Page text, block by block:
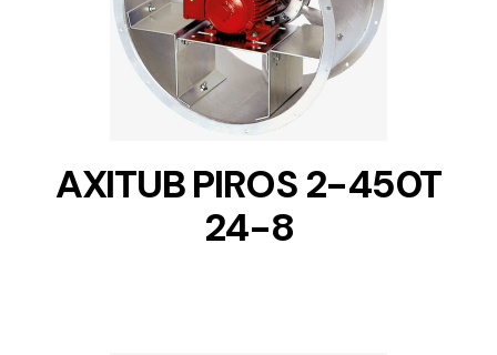
DETAILS
AXITUB PIROS 2-450T
24-8